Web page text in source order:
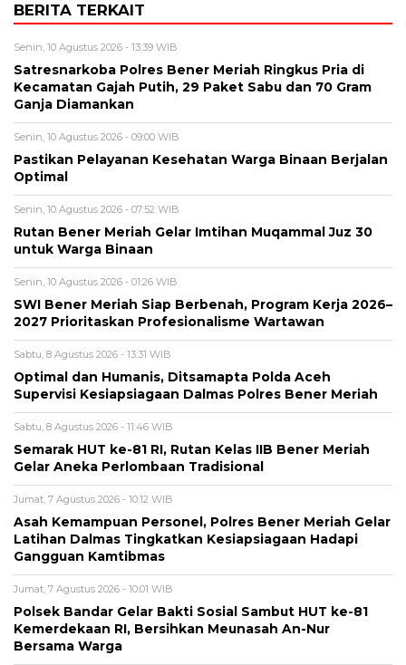
BERITA TERKAIT
Senin, 10 Agustus 2026 - 13:39 WIB
Satresnarkoba Polres Bener Meriah Ringkus Pria di
Kecamatan Gajah Putih, 29 Paket Sabu dan 70 Gram
Ganja Diamankan
Senin, 10 Agustus 2026 - 09:00 WIB
Pastikan Pelayanan Kesehatan Warga Binaan Berjalan
Optimal
Senin, 10 Agustus 2026 - 07:52 WIB
Rutan Bener Meriah Gelar Imtihan Muqammal Juz 30
untuk Warga Binaan
Senin, 10 Agustus 2026 - 01:26 WIB
SWI Bener Meriah Siap Berbenah, Program Kerja 2026–
2027 Prioritaskan Profesionalisme Wartawan
Sabtu, 8 Agustus 2026 - 13:31 WIB
Optimal dan Humanis, Ditsamapta Polda Aceh
Supervisi Kesiapsiagaan Dalmas Polres Bener Meriah
Sabtu, 8 Agustus 2026 - 11:46 WIB
Semarak HUT ke-81 RI, Rutan Kelas IIB Bener Meriah
Gelar Aneka Perlombaan Tradisional
Jumat, 7 Agustus 2026 - 10:12 WIB
Asah Kemampuan Personel, Polres Bener Meriah Gelar
Latihan Dalmas Tingkatkan Kesiapsiagaan Hadapi
Gangguan Kamtibmas
Jumat, 7 Agustus 2026 - 10:01 WIB
Polsek Bandar Gelar Bakti Sosial Sambut HUT ke-81
Kemerdekaan RI, Bersihkan Meunasah An-Nur
Bersama Warga